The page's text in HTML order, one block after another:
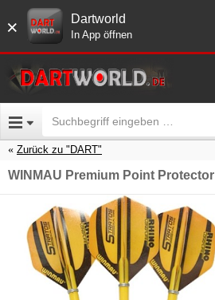
× Dartworld
In App öffnen
Zurück zu "DART"
WINMAU Premium Point Protector